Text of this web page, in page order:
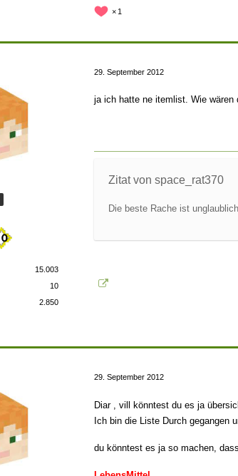
1
15.003
10
2.850
29. September 2012
ja ich hatte ne itemlist. Wie wären
Zitat von space_rat370
Die beste Rache ist
29. September 2012
Diar , vill könntest du es ja
Ich bin die Liste Durch gegangen
du könntest es ja so machen,